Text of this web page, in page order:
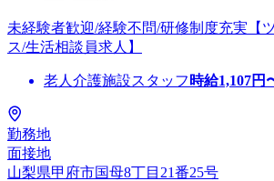
未経験者歓迎/経験不問/研修制度充実【
ス/生活相談員求人】
老人介護施設スタッフ 時給1,107円
勤務地
面接地
山梨県甲府市国母8丁目21番25号